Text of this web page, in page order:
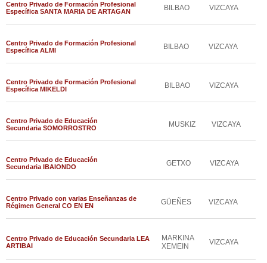
Centro Privado de Formación Profesional
Específica SANTA MARIA DE ARTAGAN
BILBAO VIZCAYA
Centro Privado de Formación Profesional
Específica ALMI
BILBAO VIZCAYA
Centro Privado de Formación Profesional
Específica MIKELDI
BILBAO VIZCAYA
Centro Privado de Educación
Secundaria SOMORROSTRO
MUSKIZ VIZCAYA
Centro Privado de Educación
Secundaria IBAIONDO
GETXO VIZCAYA
Centro Privado con varias Enseñanzas de
Régimen General CO EN EN
GÜEÑES VIZCAYA
Centro Privado de Educación Secundaria LEA
ARTIBAI
MARKINA
XEMEIN
VIZCAYA